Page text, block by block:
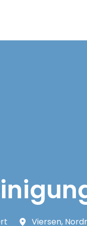
Viersen,